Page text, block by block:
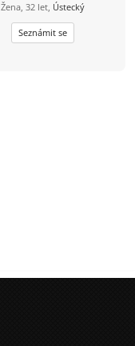
Žena, 32 let, Ústecký
Seznámit se